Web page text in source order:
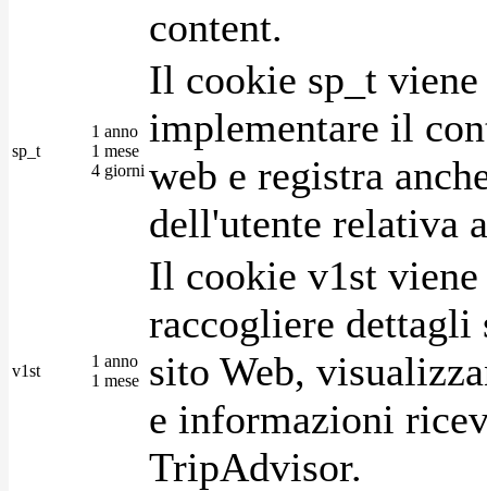
content.
sp_t
1 anno
1 mese
4 giorni
Il cookie sp_t
implementare il
web e registra
dell'utente relativa
v1st
1 anno
1 mese
Il cookie v1st
raccogliere
sito Web,
e informazioni
TripAdvisor.